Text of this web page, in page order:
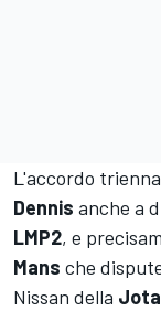
L'accordo
Dennis anche a
LMP2, e
Mans che
Nissan della Jota